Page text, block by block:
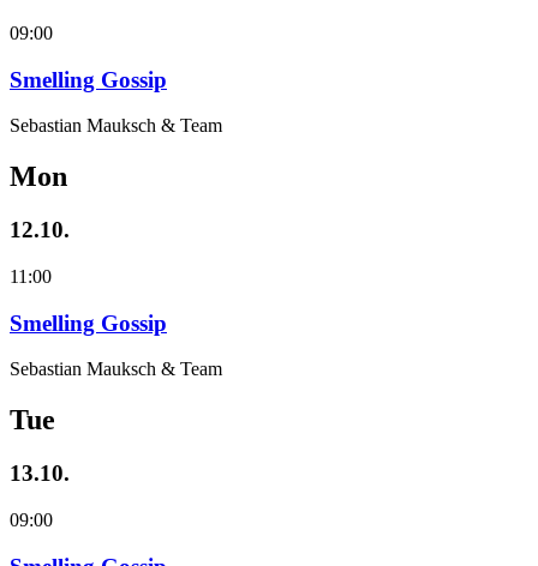
09:00
Smelling Gossip
Sebastian Mauksch & Team
Mon
12.10.
11:00
Smelling Gossip
Sebastian Mauksch & Team
Tue
13.10.
09:00